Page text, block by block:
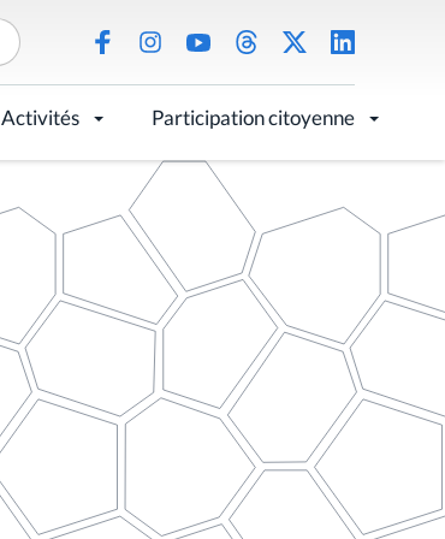
Activités Participation citoyenne